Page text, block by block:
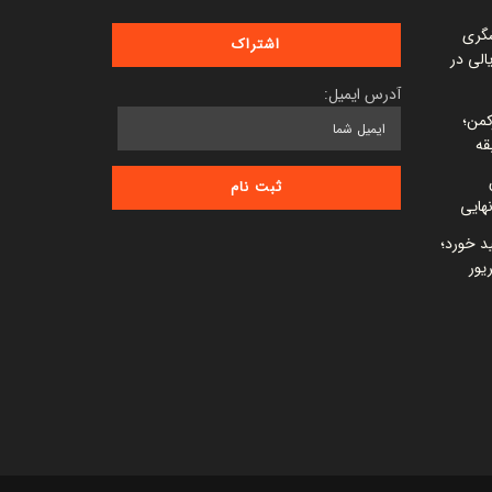
ریالی در
خورد؛
آدرس ایمیل: